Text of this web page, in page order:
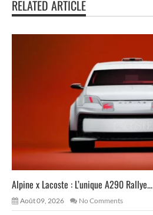
RELATED ARTICLE
Alpine x Lacoste : L’unique A290 Rallye...
Août 09, 2026 No Comments